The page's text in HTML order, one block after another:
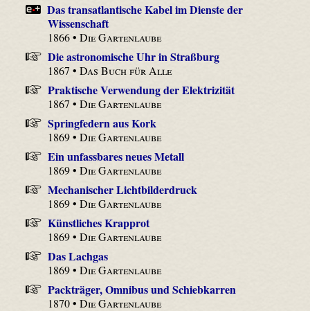
Das transatlantische Kabel im Dienste der
Wissenschaft
1866 •Die Gartenlaube
Die astronomische Uhr in Straßburg
1867 •Das Buch für Alle
Praktische Verwendung der Elektrizität
1867 •Die Gartenlaube
Springfedern aus Kork
1869 •Die Gartenlaube
Ein unfassbares neues Metall
1869 •Die Gartenlaube
Mechanischer Lichtbilderdruck
1869 •Die Gartenlaube
Künstliches Krapprot
1869 •Die Gartenlaube
Das Lachgas
1869 •Die Gartenlaube
Packträger, Omnibus und Schiebkarren
1870 •Die Gartenlaube